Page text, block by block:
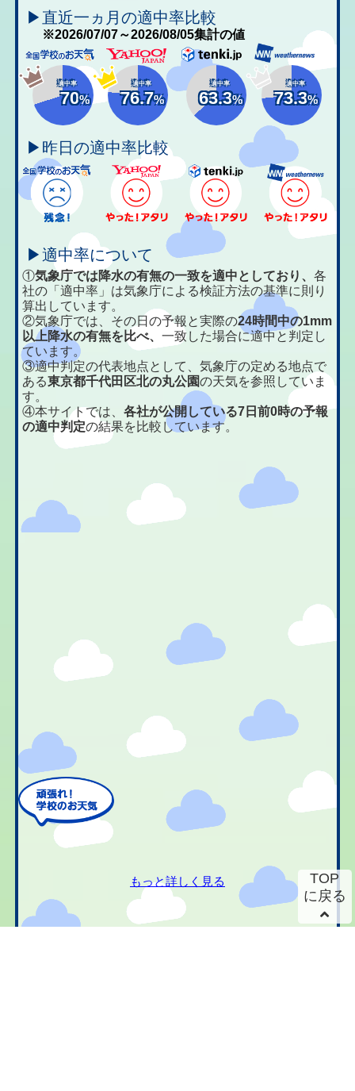
▶直近一ヵ月の適中率比較
※2026/07/07～2026/08/05集計の値
適中率
70%
適中率
76.7%
適中率
63.3%
適中率
73.3%
▶昨日の適中率比較
▶適中率について
①気象庁では降水の有無の一致を適中としており、各
社の「適中率」は気象庁による検証方法の基準に則り
算出しています。
②気象庁では、その日の予報と実際の24時間中の1mm
以上降水の有無を比べ、一致した場合に適中と判定し
ています。
③適中判定の代表地点として、気象庁の定める地点で
ある東京都千代田区北の丸公園の天気を参照していま
す。
④本サイトでは、各社が公開している7日前0時の予報
の適中判定の結果を比較しています。
もっと詳しく見る
TOP
に戻る